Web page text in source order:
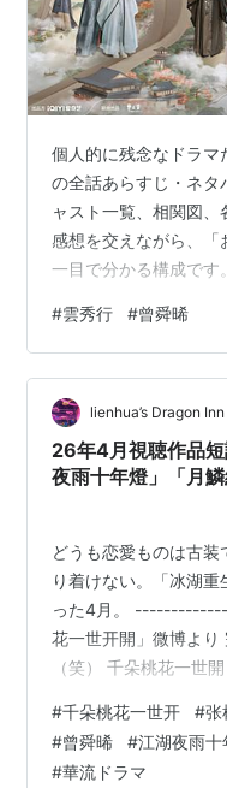
個人的に残念なドラマ
の全話あらすじ・ネタ
ャスト一覧、相関図
感想を交えながら、
一目で分かる構成で
がありますが、物語全
ています。 ※画像は公
【1万記事以上あり】
スト
桐 饰 范云 曾舜晞 饰
#雲秀行 #曾舜晞
lienhua’s Dragon
26年4月視聴作品
夜雨十年燈」「月鱗
どうも恋愛ものは古
り着けない。「冰湖
った4月。
花一世开開」微博よ
（笑） 千朵桃花一世
けれど、完走。 お話
なもので、終盤は前世
意外な展開もなく、女
#千朵桃花一世开 #张
#曾舜晞 #江湖夜雨十
#華流ドラマ